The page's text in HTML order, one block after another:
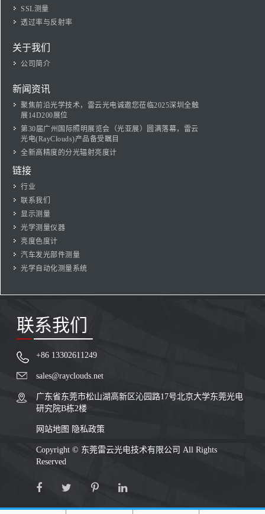
SSL测量
透过率与反射率
关于我们
公司简介
新闻资讯
聚焦前沿光学技术，雷云光电诚邀您莅临2025深圳全触
展14D200展位
第30届广州国际照明展览会（光亚展）圆满落幕，雷云
光电(RayClouds)产品备受瞩目
全新高精度的分光辐射亮度计
链接
行业
联系我们
显示测量
光学测量仪器
亮度色度计
汽车发光部件测量
光学自动化测量系统
联系我们
+86 13302611249
sales@rayclouds.net
广东省东莞市松山湖高新区沁园路17号北京大学东莞光电
研究院B栋2楼
网站地图 隐私政策
Copyright © 东莞雷云光电技术有限公司 All Rights
Reserved